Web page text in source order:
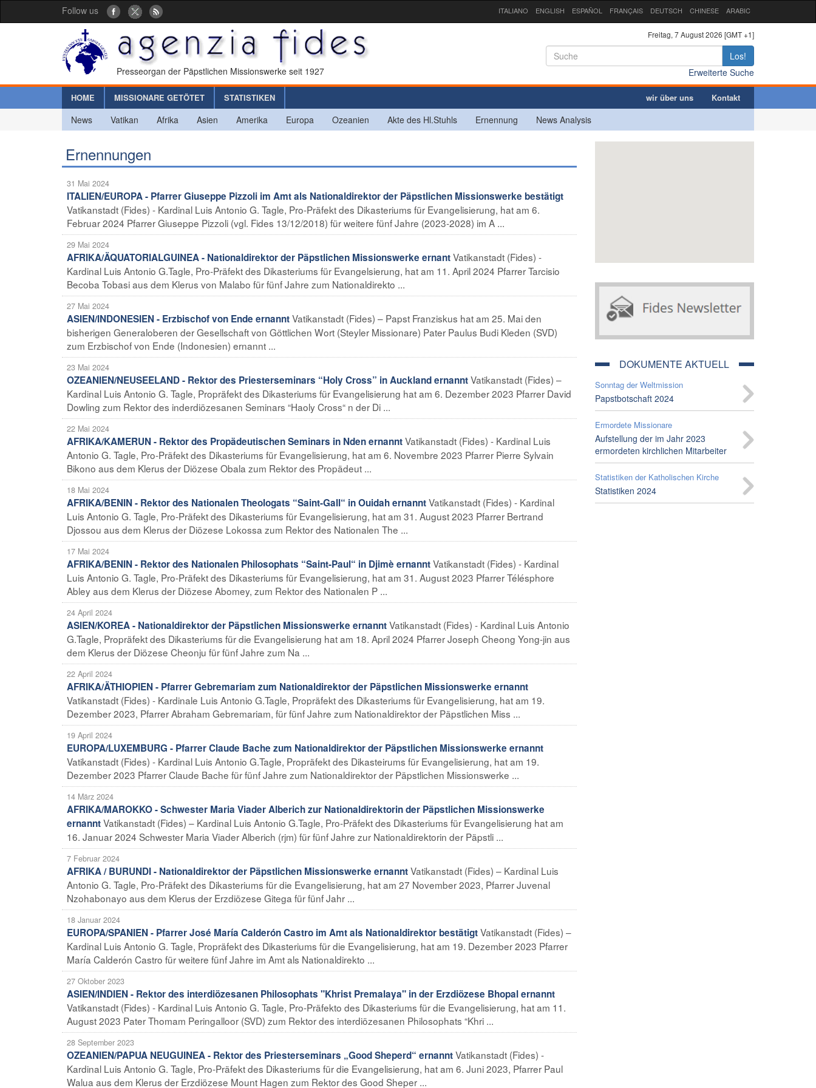
Follow us ITALIANO ENGLISH ESPAÑOL FRANÇAIS DEUTSCH CHINESE ARABIC
Presseorgan der Päpstlichen Missionswerke seit 1927
Freitag, 7 August 2026 [GMT +1]
Los!
Erweiterte Suche
HOME MISSIONARE GETÖTET STATISTIKEN wir über uns Kontakt
News Vatikan Afrika Asien Amerika Europa Ozeanien Akte des Hl.Stuhls Ernennung News Analysis
Ernennungen
31 Mai 2024
ITALIEN/EUROPA - Pfarrer Giuseppe Pizzoli im Amt als Nationaldirektor der Päpstlichen Missionswerke bestätigt
Vatikanstadt (Fides) - Kardinal Luis Antonio G. Tagle, Pro-Präfekt des Dikasteriums für Evangelisierung, hat am 6.
Februar 2024 Pfarrer Giuseppe Pizzoli (vgl. Fides 13/12/2018) für weitere fünf Jahre (2023-2028) im A ...
29 Mai 2024
AFRIKA/ÄQUATORIALGUINEA - Nationaldirektor der Päpstlichen Missionswerke ernantVatikanstadt (Fides) -
Kardinal Luis Antonio G.Tagle, Pro-Präfekt des Dikasteriums für Evangelsierung, hat am 11. April 2024 Pfarrer Tarcisio
Becoba Tobasi aus dem Klerus von Malabo für fünf Jahre zum Nationaldirekto ...
27 Mai 2024
ASIEN/INDONESIEN - Erzbischof von Ende ernanntVatikanstadt (Fides) – Papst Franziskus hat am 25. Mai den
bisherigen Generaloberen der Gesellschaft von Göttlichen Wort (Steyler Missionare) Pater Paulus Budi Kleden (SVD)
zum Erzbischof von Ende (Indonesien) ernannt ...
23 Mai 2024
OZEANIEN/NEUSEELAND - Rektor des Priesterseminars “Holy Cross” in Auckland ernanntVatikanstadt (Fides) –
Kardinal Luis Antonio G. Tagle, Propräfekt des Dikasteriums für Evangelisierung hat am 6. Dezember 2023 Pfarrer David
Dowling zum Rektor des inderdiözesanen Seminars “Haoly Cross“ n der Di ...
22 Mai 2024
AFRIKA/KAMERUN - Rektor des Propädeutischen Seminars in Nden ernanntVatikanstadt (Fides) - Kardinal Luis
Antonio G. Tagle, Pro-Präfekt des Dikasteriums für Evangelisierung, hat am 6. Novembre 2023 Pfarrer Pierre Sylvain
Bikono aus dem Klerus der Diözese Obala zum Rektor des Propädeut ...
18 Mai 2024
AFRIKA/BENIN - Rektor des Nationalen Theologats “Saint-Gall“ in Ouidah ernanntVatikanstadt (Fides) - Kardinal
Luis Antonio G. Tagle, Pro-Präfekt des Dikasteriums für Evangelisierung, hat am 31. August 2023 Pfarrer Bertrand
Djossou aus dem Klerus der Diözese Lokossa zum Rektor des Nationalen The ...
17 Mai 2024
AFRIKA/BENIN - Rektor des Nationalen Philosophats “Saint-Paul“ in Djimè ernanntVatikanstadt (Fides) - Kardinal
Luis Antonio G. Tagle, Pro-Präfekt des Dikasteriums für Evangelisierung, hat am 31. August 2023 Pfarrer Télésphore
Abley aus dem Klerus der Diözese Abomey, zum Rektor des Nationalen P ...
24 April 2024
ASIEN/KOREA - Nationaldirektor der Päpstlichen Missionswerke ernanntVatikanstadt (Fides) - Kardinal Luis Antonio
G.Tagle, Propräfekt des Dikasteriums für die Evangelisierung hat am 18. April 2024 Pfarrer Joseph Cheong Yong-jin aus
dem Klerus der Diözese Cheonju für fünf Jahre zum Na ...
22 April 2024
AFRIKA/ÄTHIOPIEN - Pfarrer Gebremariam zum Nationaldirektor der Päpstlichen Missionswerke ernannt
Vatikanstadt (Fides) - Kardinale Luis Antonio G.Tagle, Propräfekt des Dikasteriums für Evangelisierung, hat am 19.
Dezember 2023, Pfarrer Abraham Gebremariam, für fünf Jahre zum Nationaldirektor der Päpstlichen Miss ...
19 April 2024
EUROPA/LUXEMBURG - Pfarrer Claude Bache zum Nationaldirektor der Päpstlichen Missionswerke ernannt
Vatikanstadt (Fides) - Kardinal Luis Antonio G.Tagle, Propräfekt des Dikasteirums für Evangelisierung, hat am 19.
Dezember 2023 Pfarrer Claude Bache für fünf Jahre zum Nationaldirektor der Päpstlichen Missionswerke ...
14 März 2024
AFRIKA/MAROKKO - Schwester Maria Viader Alberich zur Nationaldirektorin der Päpstlichen Missionswerke
ernanntVatikanstadt (Fides) – Kardinal Luis Antonio G.Tagle, Pro-Präfekt des Dikasteriums für Evangelisierung hat am
16. Januar 2024 Schwester Maria Viader Alberich (rjm) für fünf Jahre zur Nationaldirektorin der Päpstli ...
7 Februar 2024
AFRIKA / BURUNDI - Nationaldirektor der Päpstlichen Missionswerke ernanntVatikanstadt (Fides) – Kardinal Luis
Antonio G. Tagle, Pro-Präfekt des Dikasteriums für die Evangelisierung, hat am 27 November 2023, Pfarrer Juvenal
Nzohabonayo aus dem Klerus der Erzdiözese Gitega für fünf Jahr ...
18 Januar 2024
EUROPA/SPANIEN - Pfarrer José María Calderón Castro im Amt als Nationaldirektor bestätigtVatikanstadt (Fides) –
Kardinal Luis Antonio G. Tagle, Propräfekt des Dikasteriums für die Evangelisierung, hat am 19. Dezember 2023 Pfarrer
María Calderón Castro für weitere fünf Jahre im Amt als Nationaldirekto ...
27 Oktober 2023
ASIEN/INDIEN - Rektor des interdiözesanen Philosophats "Khrist Premalaya" in der Erzdiözese Bhopal ernannt
Vatikanstadt (Fides) - Kardinal Luis Antonio G. Tagle, Pro-Präfekto des Dikasteriums für die Evangelisierung, hat am 11.
August 2023 Pater Thomam Peringalloor (SVD) zum Rektor des interdiözesanen Philosophats “Khri ...
28 September 2023
OZEANIEN/PAPUA NEUGUINEA - Rektor des Priesterseminars „Good Sheperd“ ernanntVatikanstadt (Fides) -
Kardinal Luis Antonio G. Tagle, Pro-Präfekt des Dikasteriums für die Evangelisierung, hat am 6. Juni 2023, Pfarrer Paul
Walua aus dem Klerus der Erzdiözese Mount Hagen zum Rektor des Good Sheper ...
DOKUMENTE AKTUELL
Sonntag der Weltmission
Papstbotschaft 2024
Ermordete Missionare
Aufstellung der im Jahr 2023
ermordeten kirchlichen Mitarbeiter
Statistiken der Katholischen Kirche
Statistiken 2024